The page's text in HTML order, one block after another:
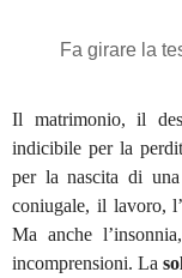
Fa girare la
Il matrimonio, il
indicibile per la
per la nascita di
coniugale, il lavoro,
Ma anche
incomprensioni. La